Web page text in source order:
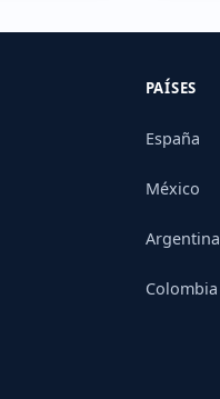
PAÍSES
España
México
Argentina
Colombia